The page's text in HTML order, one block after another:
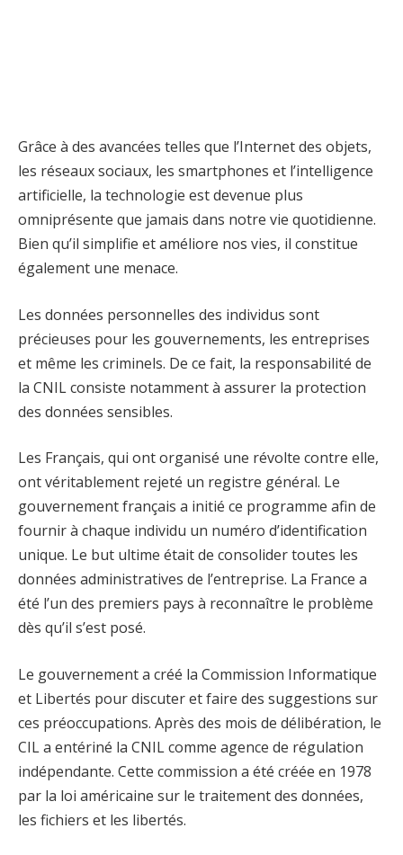
Grâce à des avancées telles que l’Internet des objets,
les réseaux sociaux, les smartphones et l’intelligence
artificielle, la technologie est devenue plus
omniprésente que jamais dans notre vie quotidienne.
Bien qu’il simplifie et améliore nos vies, il constitue
également une menace.
Les données personnelles des individus sont
précieuses pour les gouvernements, les entreprises
et même les criminels. De ce fait, la responsabilité de
la CNIL consiste notamment à assurer la protection
des données sensibles.
Les Français, qui ont organisé une révolte contre elle,
ont véritablement rejeté un registre général. Le
gouvernement français a initié ce programme afin de
fournir à chaque individu un numéro d’identification
unique. Le but ultime était de consolider toutes les
données administratives de l’entreprise. La France a
été l’un des premiers pays à reconnaître le problème
dès qu’il s’est posé.
Le gouvernement a créé la Commission Informatique
et Libertés pour discuter et faire des suggestions sur
ces préoccupations. Après des mois de délibération, le
CIL a entériné la CNIL comme agence de régulation
indépendante. Cette commission a été créée en 1978
par la loi américaine sur le traitement des données,
les fichiers et les libertés.